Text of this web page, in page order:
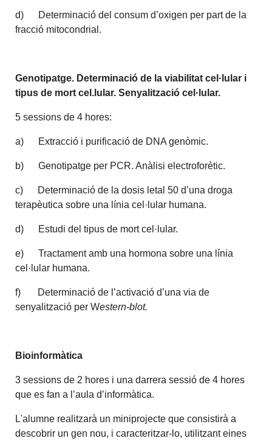
d) Determinació del consum d’oxigen per part de la
fracció mitocondrial.
Genotipatge. Determinació de la viabilitat cel·lular i
tipus de mort cel.lular. Senyalització cel·lular.
5 sessions de 4 hores:
a) Extracció i purificació de DNA genòmic.
b) Genotipatge per PCR. Anàlisi electroforètic.
c) Determinació de la dosis letal 50 d’una droga
terapèutica sobre una línia cel·lular humana.
d) Estudi del tipus de mort cel·lular.
e) Tractament amb una hormona sobre una línia
cel·lular humana.
f) Determinació de l’activació d’una via de
senyalització per Western-blot.
Bioinformàtica
3 sessions de 2 hores i una darrera sessió de 4 hores
que es fan a l’aula d’informàtica.
L'alumne realitzarà un miniprojecte que consistirà a
descobrir un gen nou, i caracteritzar-lo, utilitzant eines